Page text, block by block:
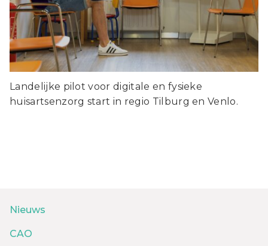
Landelijke pilot voor digitale en fysieke
huisartsenzorg start in regio Tilburg en Venlo.
Nieuws
CAO